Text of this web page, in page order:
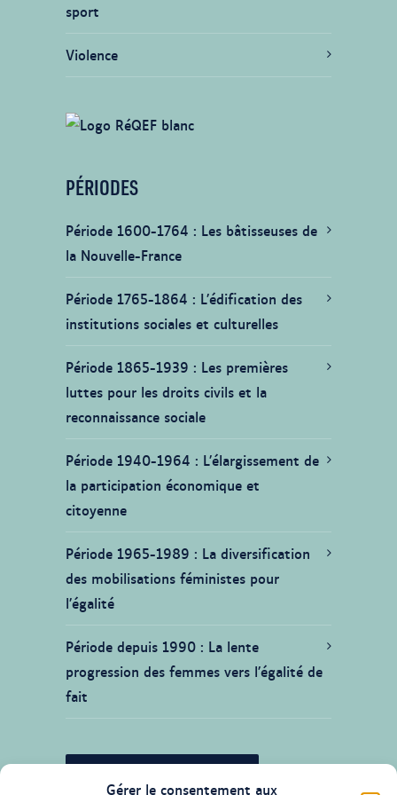
Gérer le consentement aux
sport
Violence
PÉRIODES
Période 1600-1764
Les bâtisseuses de
la Nouvelle-France
Période 1765-1864
L’édification des
institutions sociales et culturelles
Période 1865-1939
Les premières
luttes pour les droits civils et la
reconnaissance sociale
Période 1940-1964
L’élargissement de
la participation économique et
citoyenne
Période 1965-1989
La diversification
des mobilisations féministes pour
l’égalité
Période depuis 1990 La lente
progression des femmes vers l’égalité de
fait